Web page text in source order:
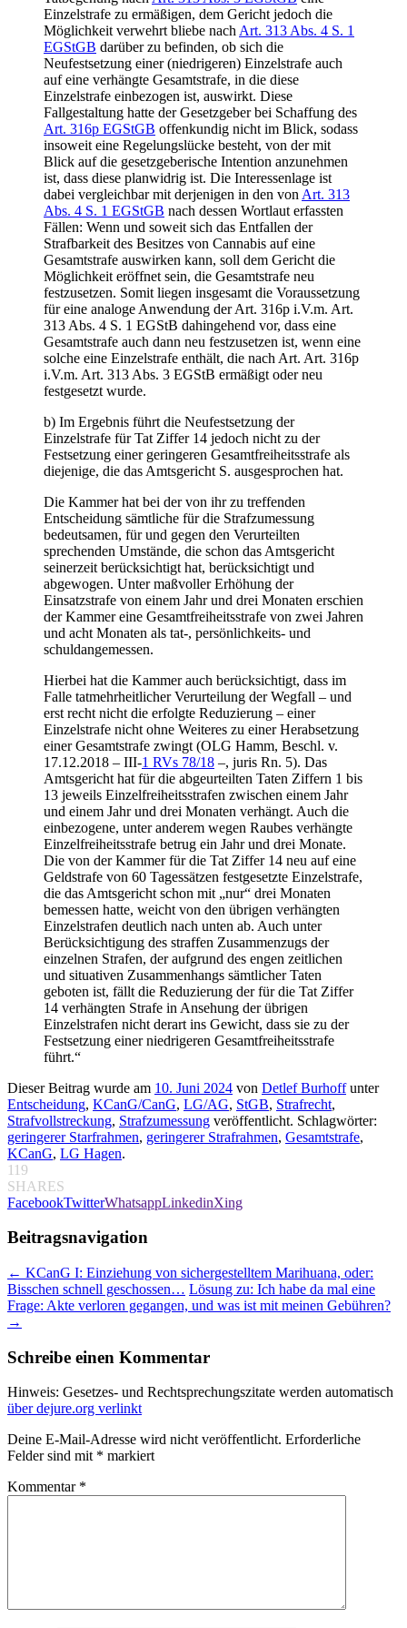
Einzelstrafe zu ermäßigen, dem Gericht jedoch die
Möglichkeit verwehrt bliebe nach Art. 313 Abs. 4 S. 1
EGStGB darüber zu befinden, ob sich die
Neufestsetzung einer (niedrigeren) Einzelstrafe auch
auf eine verhängte Gesamtstrafe, in die diese
Einzelstrafe einbezogen ist, auswirkt. Diese
Fallgestaltung hatte der Gesetzgeber bei Schaffung des
Art. 316p EGStGB offenkundig nicht im Blick, sodass
insoweit eine Regelungslücke besteht, von der mit
Blick auf die gesetzgeberische Intention anzunehmen
ist, dass diese planwidrig ist. Die Interessenlage ist
dabei vergleichbar mit derjenigen in den von Art. 313
Abs. 4 S. 1 EGStGB nach dessen Wortlaut erfassten
Fällen: Wenn und soweit sich das Entfallen der
Strafbarkeit des Besitzes von Cannabis auf eine
Gesamtstrafe auswirken kann, soll dem Gericht die
Möglichkeit eröffnet sein, die Gesamtstrafe neu
festzusetzen. Somit liegen insgesamt die Voraussetzung
für eine analoge Anwendung der Art. 316p i.V.m. Art.
313 Abs. 4 S. 1 EGStB dahingehend vor, dass eine
Gesamtstrafe auch dann neu festzusetzen ist, wenn eine
solche eine Einzelstrafe enthält, die nach Art. Art. 316p
i.V.m. Art. 313 Abs. 3 EGStB ermäßigt oder neu
festgesetzt wurde.
b) Im Ergebnis führt die Neufestsetzung der
Einzelstrafe für Tat Ziffer 14 jedoch nicht zu der
Festsetzung einer geringeren Gesamtfreiheitsstrafe als
diejenige, die das Amtsgericht S. ausgesprochen hat.
Die Kammer hat bei der von ihr zu treffenden
Entscheidung sämtliche für die Strafzumessung
bedeutsamen, für und gegen den Verurteilten
sprechenden Umstände, die schon das Amtsgericht
seinerzeit berücksichtigt hat, berücksichtigt und
abgewogen. Unter maßvoller Erhöhung der
Einsatzstrafe von einem Jahr und drei Monaten erschien
der Kammer eine Gesamtfreiheitsstrafe von zwei Jahren
und acht Monaten als tat-, persönlichkeits- und
schuldangemessen.
Hierbei hat die Kammer auch berücksichtigt, dass im
Falle tatmehrheitlicher Verurteilung der Wegfall – und
erst recht nicht die erfolgte Reduzierung – einer
Einzelstrafe nicht ohne Weiteres zu einer Herabsetzung
einer Gesamtstrafe zwingt (OLG Hamm, Beschl. v.
17.12.2018 – III-1 RVs 78/18 –, juris Rn. 5). Das
Amtsgericht hat für die abgeurteilten Taten Ziffern 1 bis
13 jeweils Einzelfreiheitsstrafen zwischen einem Jahr
und einem Jahr und drei Monaten verhängt. Auch die
einbezogene, unter anderem wegen Raubes verhängte
Einzelfreiheitsstrafe betrug ein Jahr und drei Monate.
Die von der Kammer für die Tat Ziffer 14 neu auf eine
Geldstrafe von 60 Tagessätzen festgesetzte Einzelstrafe,
die das Amtsgericht schon mit „nur“ drei Monaten
bemessen hatte, weicht von den übrigen verhängten
Einzelstrafen deutlich nach unten ab. Auch unter
Berücksichtigung des straffen Zusammenzugs der
einzelnen Strafen, der aufgrund des engen zeitlichen
und situativen Zusammenhangs sämtlicher Taten
geboten ist, fällt die Reduzierung der für die Tat Ziffer
14 verhängten Strafe in Ansehung der übrigen
Einzelstrafen nicht derart ins Gewicht, dass sie zu der
Festsetzung einer niedrigeren Gesamtfreiheitsstrafe
führt.“
Dieser Beitrag wurde am 10. Juni 2024 von Detlef Burhoffunter
Entscheidung, KCanG/CanG, LG/AG, StGB, Strafrecht,
Strafvollstreckung, Strafzumessung veröffentlicht. Schlagwörter:
geringerer Starfrahmen, geringerer Strafrahmen, Gesamtstrafe,
KCanG, LG Hagen.
119
SHARES
FacebookTwitterWhatsappLinkedinXing
Beitragsnavigation
← KCanG I: Einziehung von sichergestelltem Marihuana, oder:
Bisschen schnell geschossen… Lösung zu: Ich habe da mal eine
Frage: Akte verloren gegangen, und was ist mit meinen Gebühren?
→
Schreibe einen Kommentar
Hinweis: Gesetzes- und Rechtsprechungszitate werden automatisch
über dejure.org verlinkt
Deine E-Mail-Adresse wird nicht veröffentlicht. Erforderliche
Felder sind mit * markiert
Kommentar *